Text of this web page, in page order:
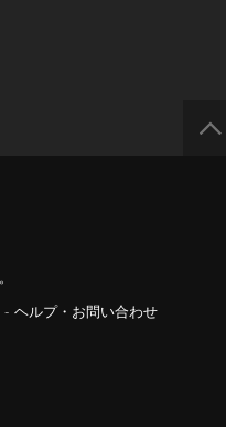
- ヘルプ・お問い合わせ